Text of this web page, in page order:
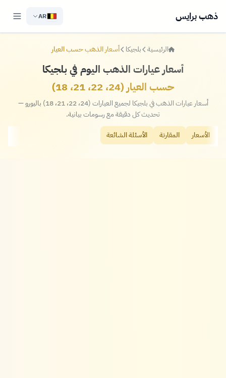
ذهب برايس AR
الرئيسية بلجيكا أسعار الذهب حسب العيار
أسعار عيارات الذهب اليوم في بلجيكا
حسب العيار (24، 22، 21، 18)
أسعار عيارات الذهب في بلجيكا لجميع العيارات (24، 22، 21، 18) باليورو —
تحديث كل دقيقة مع رسومات بيانية.
الأسعار
المقارنة الأسئلة الشائعة